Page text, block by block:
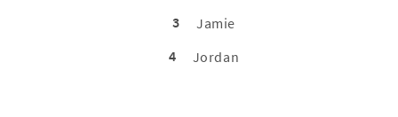
3
Jamie
4
Jordan